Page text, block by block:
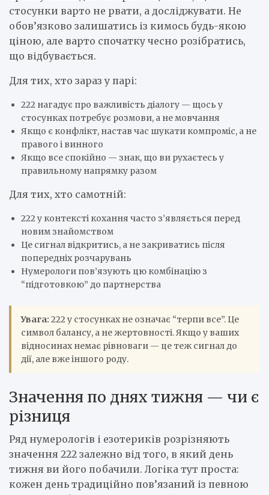
стосунки варто не рвати, а досліджувати. Не
обов’язково залишатись із кимось будь-якою
ціною, але варто спочатку чесно розібратись,
що відбувається.
Для тих, хто зараз у парі:
222 нагадує про важливість діалогу — щось у
стосунках потребує розмови, а не мовчання
Якщо є конфлікт, настав час шукати компроміс, а не
правого і винного
Якщо все спокійно — знак, що ви рухаєтесь у
правильному напрямку разом
Для тих, хто самотній:
222 у контексті кохання часто з’являється перед
новим знайомством
Це сигнал відкритись, а не закриватись після
попередніх розчарувань
Нумерологи пов’язують цю комбінацію з
“підготовкою” до партнерства
Увага: 222 у стосунках не означає “терпи все”. Це
символ балансу, а не жертовності. Якщо у ваших
відносинах немає рівноваги — це теж сигнал до
дії, але вже іншого роду.
Значення по днях тижня — чи є
різниця
Ряд нумерологів і езотериків розрізняють
значення 222 залежно від того, в який день
тижня ви його побачили. Логіка тут проста:
кожен день традиційно пов’язаний із певною